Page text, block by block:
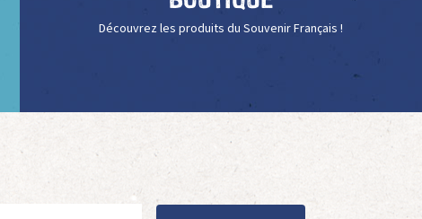
Découvrez les produits du Souvenir Français !